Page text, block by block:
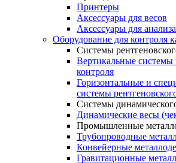
Принтеры
Аксессуары для весов
Аксессуары для
Оборудование для контроля
Системы
Вертикальные системы
контроля
Горизонтальные и
системы
Системы
Динамические весы
Промышленные
Трубопроводные
Конвейерные
Гравитационные